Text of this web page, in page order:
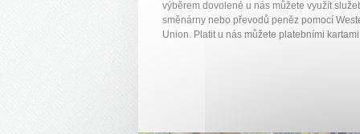
výběrem dovolené u nás můžete využít
směnárny nebo převodů peněz pomocí
Union. Platit u nás můžete platebními